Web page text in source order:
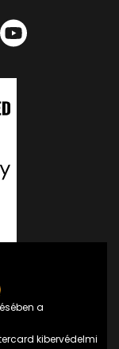
a
kibervédelmi